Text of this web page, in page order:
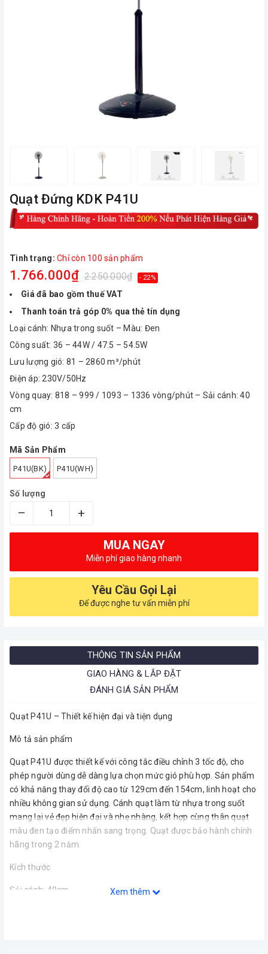
Quạt Đứng KDK P41U
Tình trạng: Chỉ còn 100 sản phẩm
1.766.000₫ 2.250.000₫ - 22%
Giá đã bao gồm thuế VAT
Thanh toán trả góp 0% qua thẻ tín dụng
Loại cánh: Nhựa trong suốt – Màu: Đen
Công suất: 36 – 44W / 47.5 – 54.5W
Lưu lượng gió: 81 – 2860 m³/phút
Điện áp: 230V/50Hz
Vòng quay: 818 – 999 / 1093 – 1336 vòng/phút – Sải cánh: 40
cm
Cấp độ gió: 3 cấp
Mã Sản Phẩm
P41U(BK) P41U(WH)
Số lượng
– +
MUA NGAY
Miễn phí giao hàng nhanh
Yêu Cầu Gọi Lại
Để được nghe tư vấn miễn phí
THÔNG TIN SẢN PHẨM
GIAO HÀNG & LẮP ĐẶT
ĐÁNH GIÁ SẢN PHẨM
Quạt P41U – Thiết kế hiện đại và tiện dụng
Mô tả sản phẩm
Quạt P41U được thiết kế với công tắc điều chỉnh 3 tốc độ, cho
phép người dùng dễ dàng lựa chọn mức gió phù hợp. Sản phẩm
có khả năng thay đổi độ cao từ 129cm đến 154cm, linh hoạt cho
nhiều không gian sử dụng. Cánh quạt làm từ nhựa trong suốt
mang lại vẻ đẹp hiện đại và nhẹ nhàng, kết hợp cùng thân quạt
màu đen tạo điểm nhấn sang trọng. Quạt được bảo hành chính
hãng trong 2 năm.
Kích thước
Sải cánh: 40cm Xem thêm